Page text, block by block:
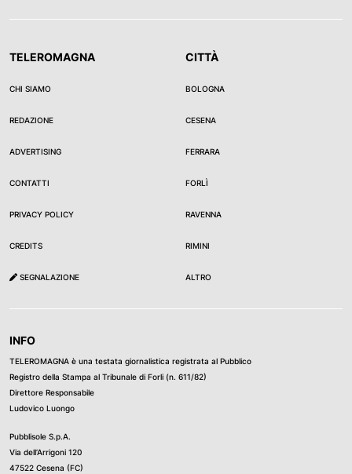
TELEROMAGNA
CHI SIAMO
REDAZIONE
ADVERTISING
CONTATTI
PRIVACY POLICY
CREDITS
SEGNALAZIONE
CITTÀ
BOLOGNA
CESENA
FERRARA
FORLÌ
RAVENNA
RIMINI
ALTRO
INFO
TELEROMAGNA è una testata giornalistica registrata al Pubblico
Registro della Stampa al Tribunale di Forli (n. 611/82)
Direttore Responsabile
Ludovico Luongo
Pubblisole S.p.A.
Via dell’Arrigoni 120
47522 Cesena (FC)